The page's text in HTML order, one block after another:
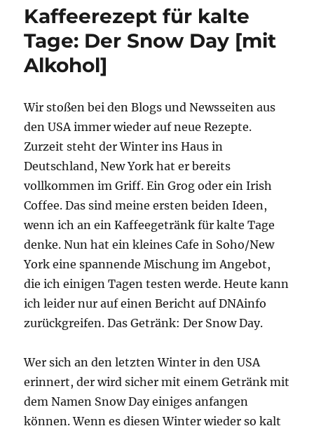
Kater?
Mit
Zitrone
und
gegen
viel
Alkohol
Kaffeerezept für kalte
Tage: Der Snow Day [mit
Alkohol]
Wir stoßen bei den Blogs und Newsseiten aus
den USA immer wieder auf neue Rezepte.
Zurzeit steht der Winter ins Haus in
Deutschland, New York hat er bereits
vollkommen im Griff. Ein Grog oder ein Irish
Coffee. Das sind meine ersten beiden Ideen,
wenn ich an ein Kaffeegetränk für kalte Tage
denke. Nun hat ein kleines Cafe in Soho/New
York eine spannende Mischung im Angebot,
die ich einigen Tagen testen werde. Heute kann
ich leider nur auf einen Bericht auf DNAinfo
zurückgreifen. Das Getränk: Der Snow Day.
Wer sich an den letzten Winter in den USA
erinnert, der wird sicher mit einem Getränk mit
dem Namen Snow Day einiges anfangen
können. Wenn es diesen Winter wieder so kalt